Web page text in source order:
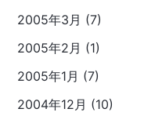
2005年3月 (7)
2005年2月 (1)
2005年1月 (7)
2004年12月 (10)